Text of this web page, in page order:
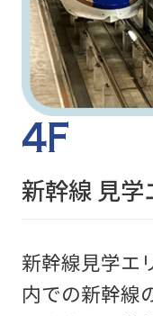
4F
新幹線 見学
新幹線見学エ
内での新幹線